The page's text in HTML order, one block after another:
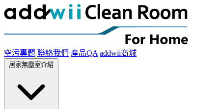
空污專題 聯絡我們 產品QA addwii商城
居家無塵室介紹